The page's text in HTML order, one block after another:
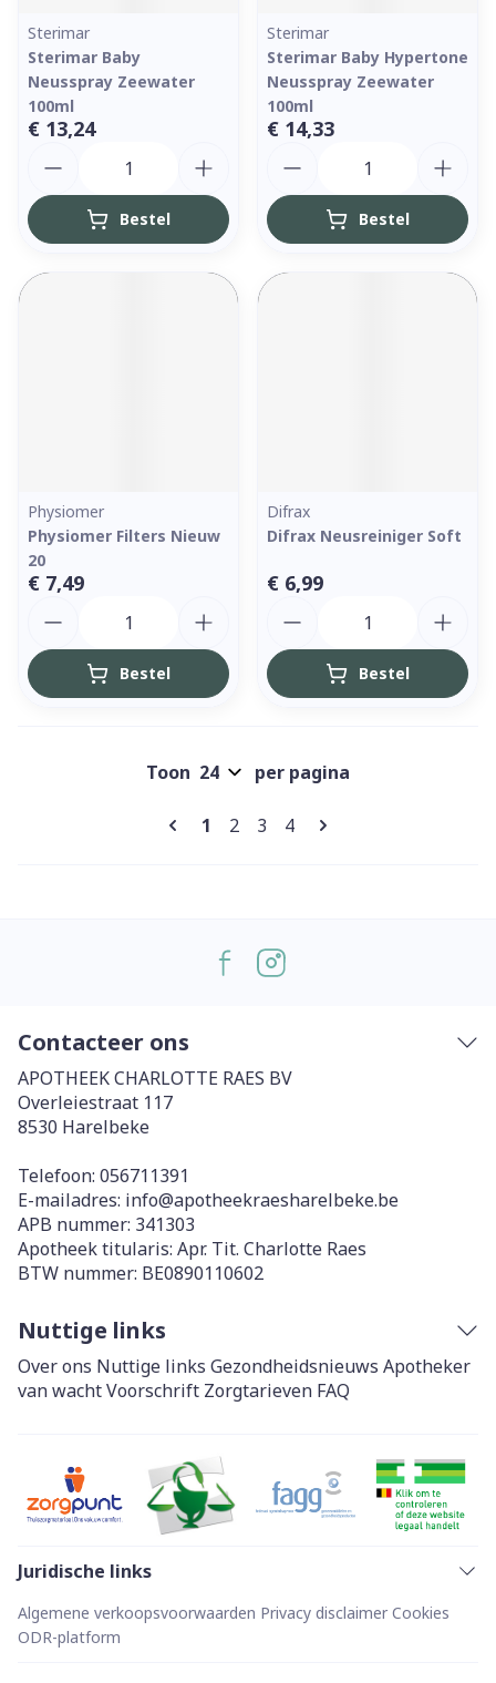
Sterimar
Sterimar Baby
Neusspray Zeewater
100ml
€ 13,24
Bestel
Sterimar
Sterimar Baby Hypertone
Neusspray Zeewater
100ml
€ 14,33
Bestel
Physiomer
Physiomer Filters Nieuw
20
€ 7,49
Bestel
Difrax
Difrax Neusreiniger Soft
€ 6,99
Bestel
Pagina's
U lees momenteel pagina
1 Pagina
2 Pagina
3 Pagina
4
Toon per pagina
Contacteer ons
APOTHEEK CHARLOTTE RAES BV
Overleiestraat 117
8530 Harelbeke
Telefoon: 056711391
E-mailadres: info@apotheekraesharelbeke.be
APB nummer: 341303
Apotheek titularis: Apr. Tit. Charlotte Raes
BTW nummer: BE0890110602
Nuttige links
Over ons Nuttige links Gezondheidsnieuws Apotheker
van wachtVoorschrift Zorgtarieven FAQ
Juridische links
Algemene verkoopsvoorwaarden Privacy disclaimer Cookies
ODR-platform